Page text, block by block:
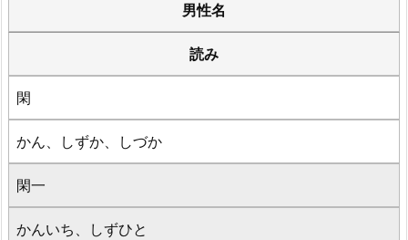
男性名
読み
閑
かん、しずか、しづか
閑一
かんいち、しずひと